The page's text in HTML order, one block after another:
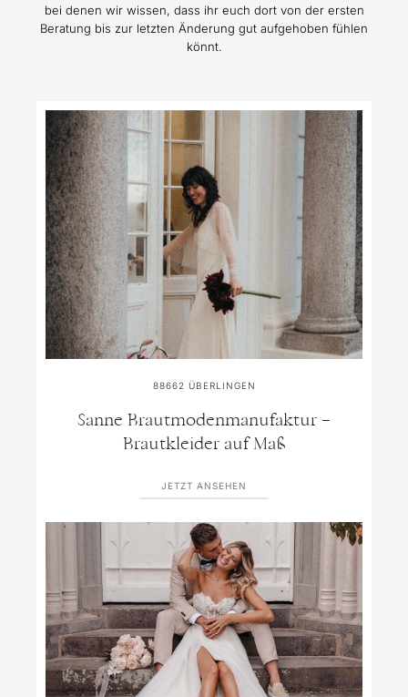
bei denen wir wissen, dass ihr euch dort von der ersten
Beratung bis zur letzten Änderung gut aufgehoben fühlen
könnt.
88662 ÜBERLINGEN
Sanne Brautmodenmanufaktur –
Brautkleider auf Maß
JETZT ANSEHEN